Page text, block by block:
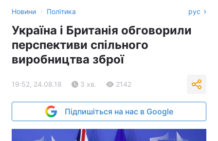
Новини › Політика рус
Україна і Британія обговорили
перспективи спільного
виробництва зброї
19:52, 24.08.18 3 хв. 2142
Підпишіться на нас в Google